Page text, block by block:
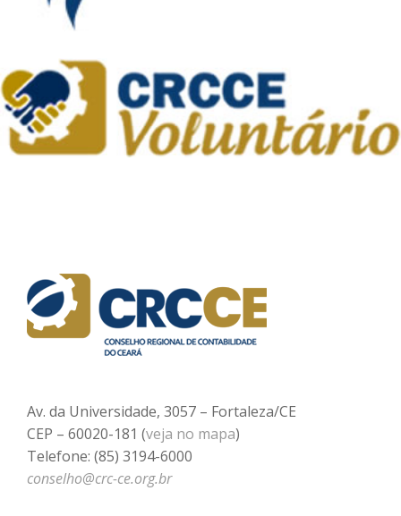
Av. da Universidade, 3057 – Fortaleza/CE
CEP – 60020-181 (veja no mapa)
Telefone: (85) 3194-6000
conselho@crc-ce.org.br